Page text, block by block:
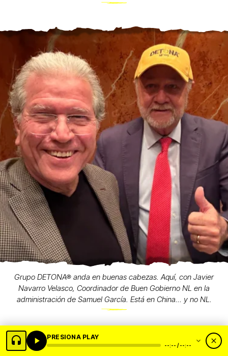
Grupo DETONA® anda en buenas cabezas. Aquí, con Javier
Navarro Velasco, Coordinador de Buen Gobierno NL en la
administración de Samuel García. Está en China... y no NL.
PRESIONA PLAY
--:-- / --:--